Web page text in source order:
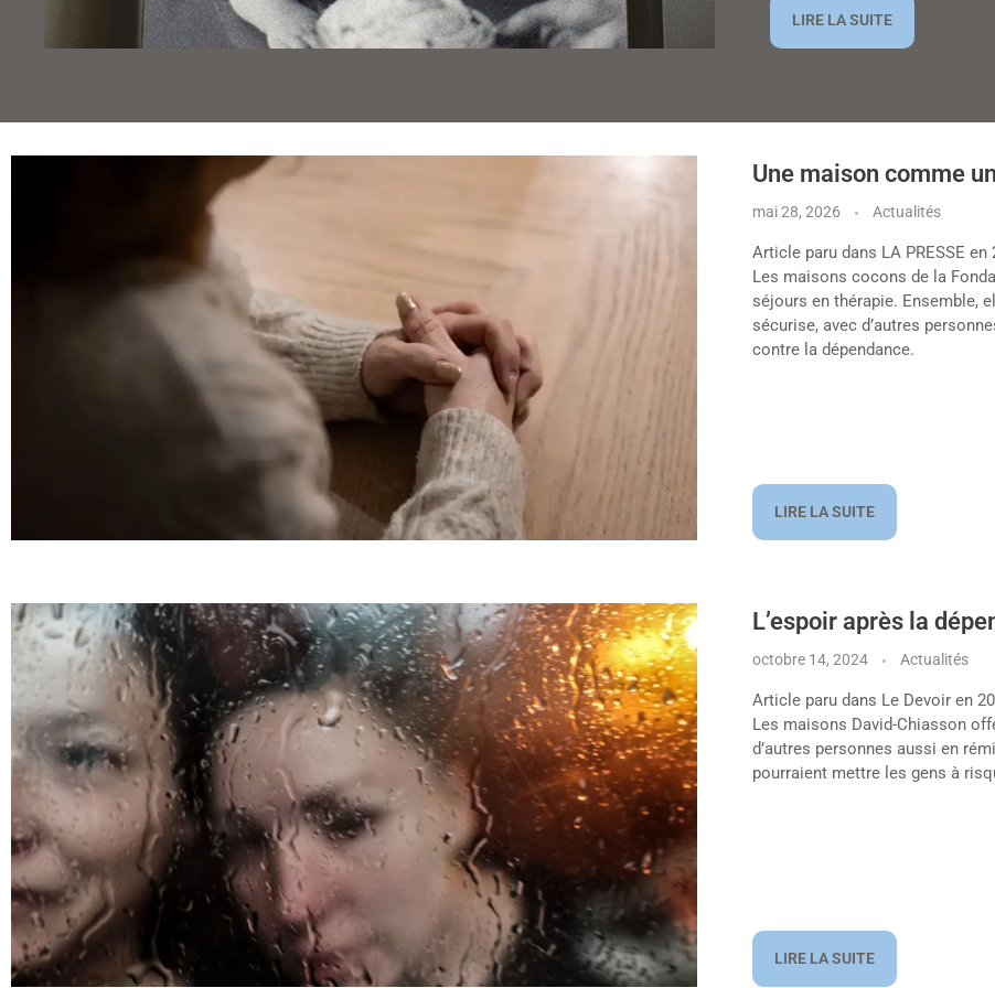
LIRE LA SUITE
Une maison comme
mai 28, 2026 Actualités
Article paru dans LA PRESSE en
Les maisons cocons de la
séjours en thérapie. Ensemble,
sécurise, avec d’autres
contre la dépendance.
LIRE LA SUITE
L’espoir après la
octobre 14, 2024 Actualités
Article paru dans Le Devoir en
Les maisons David-Chiasson
d’autres personnes aussi en
pourraient mettre les gens à
LIRE LA SUITE